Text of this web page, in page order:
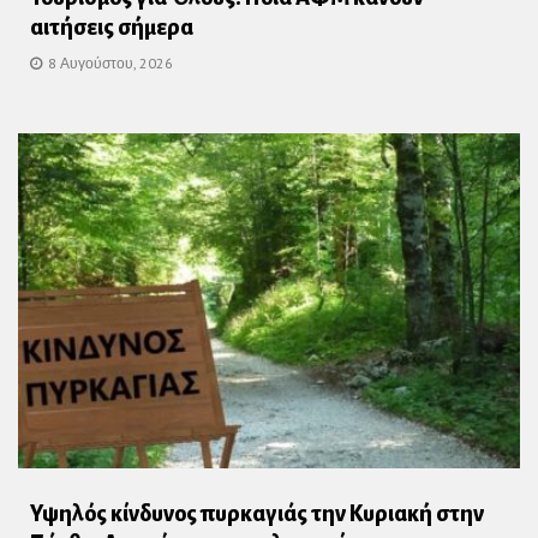
αιτήσεις σήμερα
8 Αυγούστου, 2026
Υψηλός κίνδυνος πυρκαγιάς την Κυριακή στην